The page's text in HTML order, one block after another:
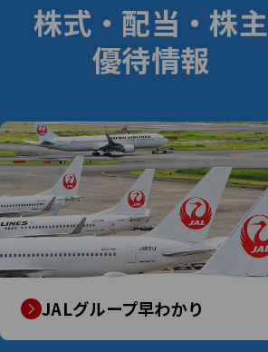
株式・配当・株主
優待情報
JALグループ早わかり